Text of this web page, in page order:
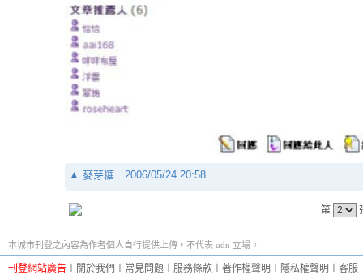
▲ 麥芽糖 2006/05/24 20:58
第
本城市刊登之內容為作者個人自行提供上傳，不代表 udn 立場。
刊登網站廣告 關於我們 常見問題 服務條款 著作權聲明 隱私權聲明 客服